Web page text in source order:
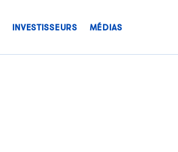
INVESTISSEURS MÉDIAS